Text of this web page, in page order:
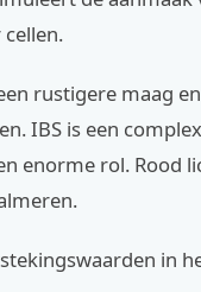
rustigere maag
IBS is een
enorme rol. Rood
in